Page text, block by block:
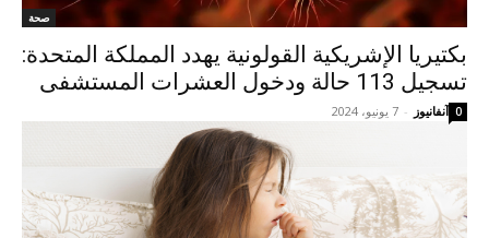
صحة
بكتيريا الإشريكية القولونية يهدد المملكة المتحدة:
تسجيل 113 حالة ودخول العشرات المستشفى
آنفانيوز - 7 يونيو، 2024 0